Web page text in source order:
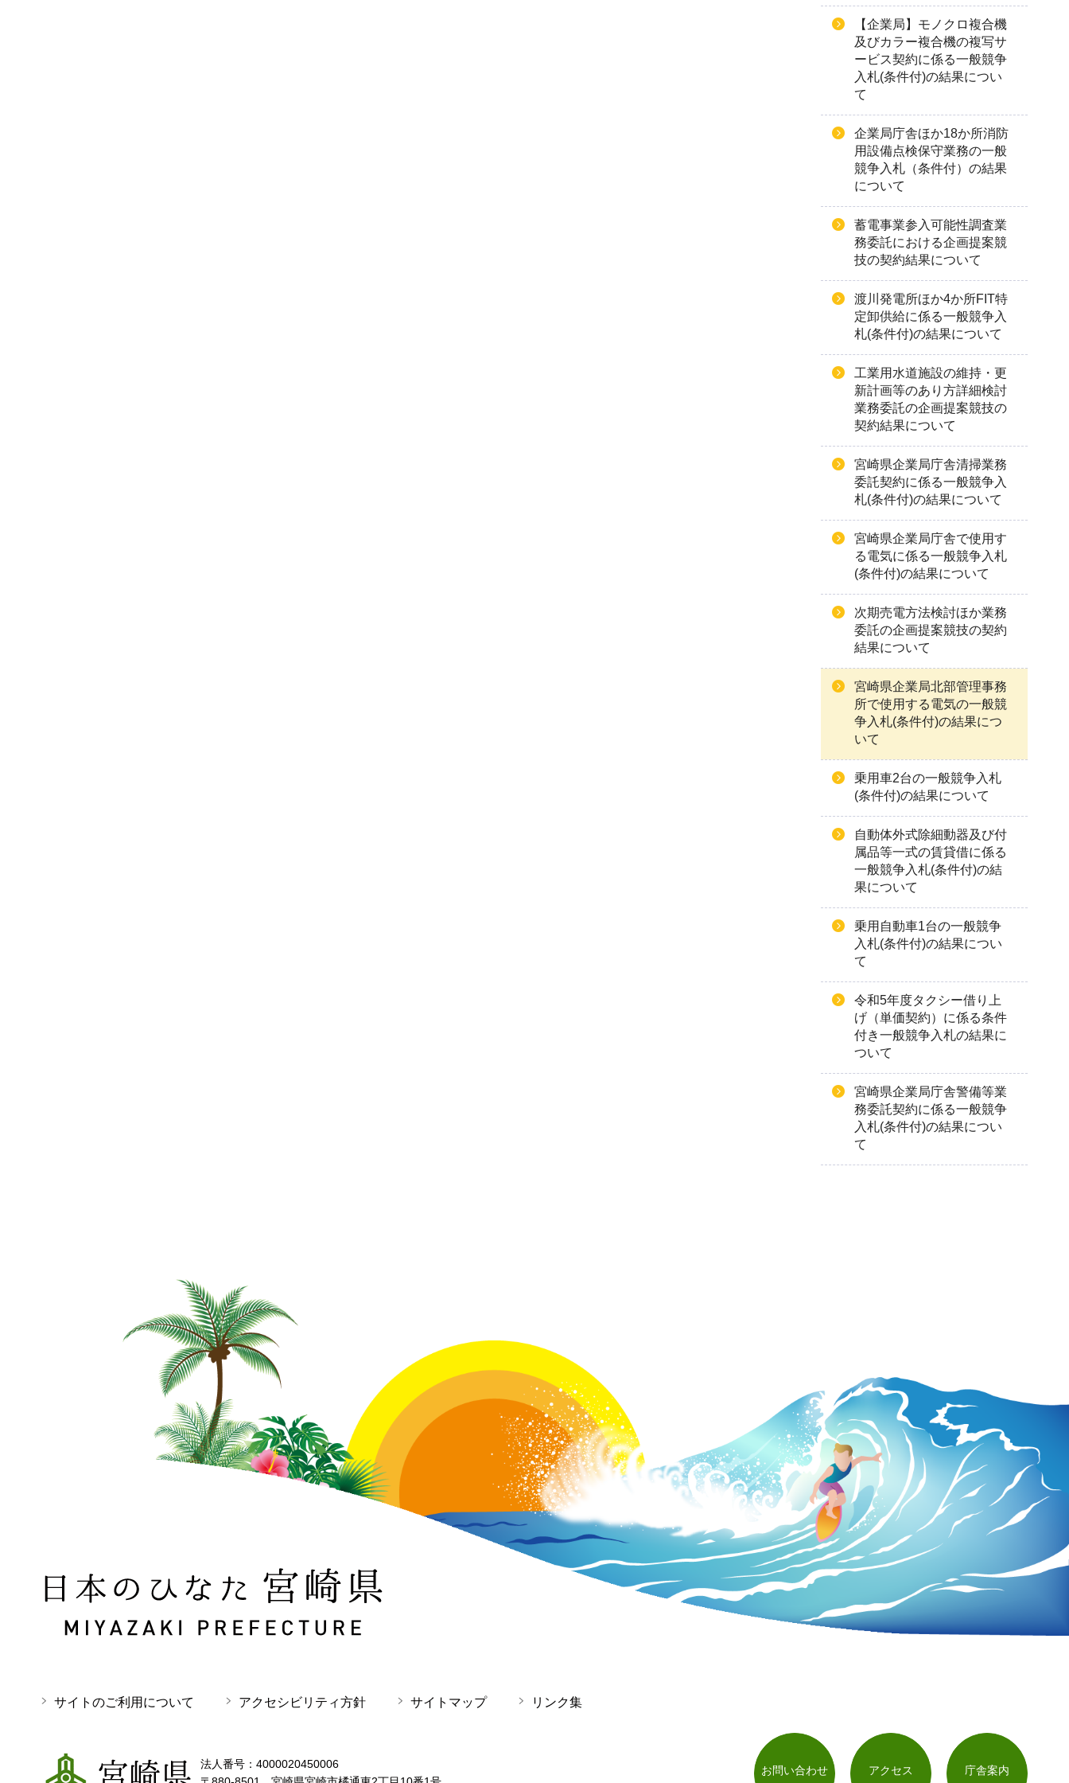
【企業局】モノクロ複合機
及びカラー複合機の複写サ
ービス契約に係る一般競争
入札(条件付)の結果につい
て
企業局庁舎ほか18か所消防
用設備点検保守業務の一般
競争入札（条件付）の結果
について
蓄電事業参入可能性調査業
務委託における企画提案競
技の契約結果について
渡川発電所ほか4か所FIT特
定卸供給に係る一般競争入
札(条件付)の結果について
工業用水道施設の維持・更
新計画等のあり方詳細検討
業務委託の企画提案競技の
契約結果について
宮崎県企業局庁舎清掃業務
委託契約に係る一般競争入
札(条件付)の結果について
宮崎県企業局庁舎で使用す
る電気に係る一般競争入札
(条件付)の結果について
次期売電方法検討ほか業務
委託の企画提案競技の契約
結果について
宮崎県企業局北部管理事務
所で使用する電気の一般競
争入札(条件付)の結果につ
いて
乗用車2台の一般競争入札
(条件付)の結果について
自動体外式除細動器及び付
属品等一式の賃貸借に係る
一般競争入札(条件付)の結
果について
乗用自動車1台の一般競争
入札(条件付)の結果につい
て
令和5年度タクシー借り上
げ（単価契約）に係る条件
付き一般競争入札の結果に
ついて
宮崎県企業局庁舎警備等業
務委託契約に係る一般競争
入札(条件付)の結果につい
て
日本のひなた 宮崎県 MIYAZAKI PREFECTURE
サイトのご利用について アクセシビリティ方針 サイトマップ リンク集
宮崎県
法人番号：4000020450006
お問い合わせ アクセス 庁舎案内